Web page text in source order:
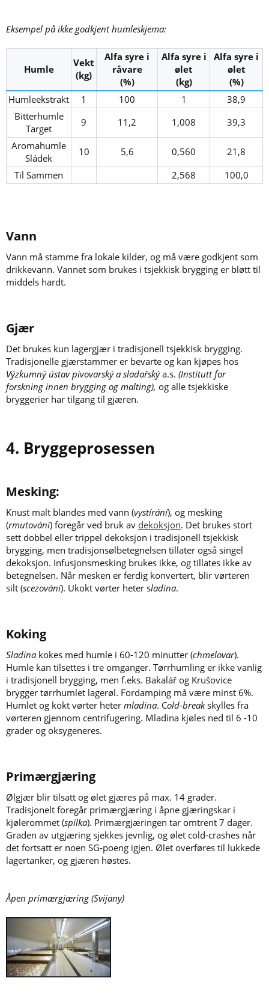
Eksempel på ikke godkjent humleskjema:
Humle
Vekt
(kg)
Alfa syre i
råvare
(%)
Alfa syre i
ølet
(kg)
Alfa syre i
ølet
(%)
Humleekstrakt​
1​ 100​ 1​
38,9​
Bitterhumle
Target​
9​ 11,2​ 1,008​
39,3​
Aromahumle
Sládek​
10​ 5,6​ 0,560​
21,8​
Til Sammen​
2,568​ 100,0​
Vann​
Vann må stamme fra lokale kilder, og må være godkjent som
drikkevann. Vannet som brukes i tsjekkisk brygging er bløtt til
middels hardt.
Gjær​
Det brukes kun lagergjær i tradisjonell tsjekkisk brygging.
Tradisjonelle gjærstammer er bevarte og kan kjøpes hos
Výzkumný ústav pivovarský a sladařskýa.s. (Institutt for
forskning innen brygging og malting), og alle tsjekkiske
bryggerier har tilgang til gjæren.
4. Bryggeprosessen
Mesking:​
Knust malt blandes med vann (vystírání), og mesking
(rmutování) foregår ved bruk av dekoksjon. Det brukes stort
sett dobbel eller trippel dekoksjon i tradisjonell tsjekkisk
brygging, men tradisjonsølbetegnelsen tillater også singel
dekoksjon. Infusjonsmesking brukes ikke, og tillates ikke av
betegnelsen. Når mesken er ferdig konvertert, blir vørteren
silt (scezování). Ukokt vørter heter sladina.
Koking​
Sladina kokes med humle i 60-120 minutter (chmelovar).
Humle kan tilsettes i tre omganger. Tørrhumling er ikke vanlig
i tradisjonell brygging, men f.eks. Bakalář og Krušovice
brygger tørrhumlet lagerøl. Fordamping må være minst 6%.
Humlet og kokt vørter heter mladina. Cold-break skylles fra
vørteren gjennom centrifugering. Mladina kjøles ned til 6 -10
grader og oksygeneres.
Primærgjæring
Ølgjær blir tilsatt og ølet gjæres på max. 14 grader.
Tradisjonelt foregår primærgjæring i åpne gjæringskar i
kjølerommet (spilka). Primærgjæringen tar omtrent 7 dager.
Graden av utgjæring sjekkes jevnlig, og ølet cold-crashes når
det fortsatt er noen SG-poeng igjen. Ølet overføres til lukkede
lagertanker, og gjæren høstes.
Åpen primærgjæring (Svijany)